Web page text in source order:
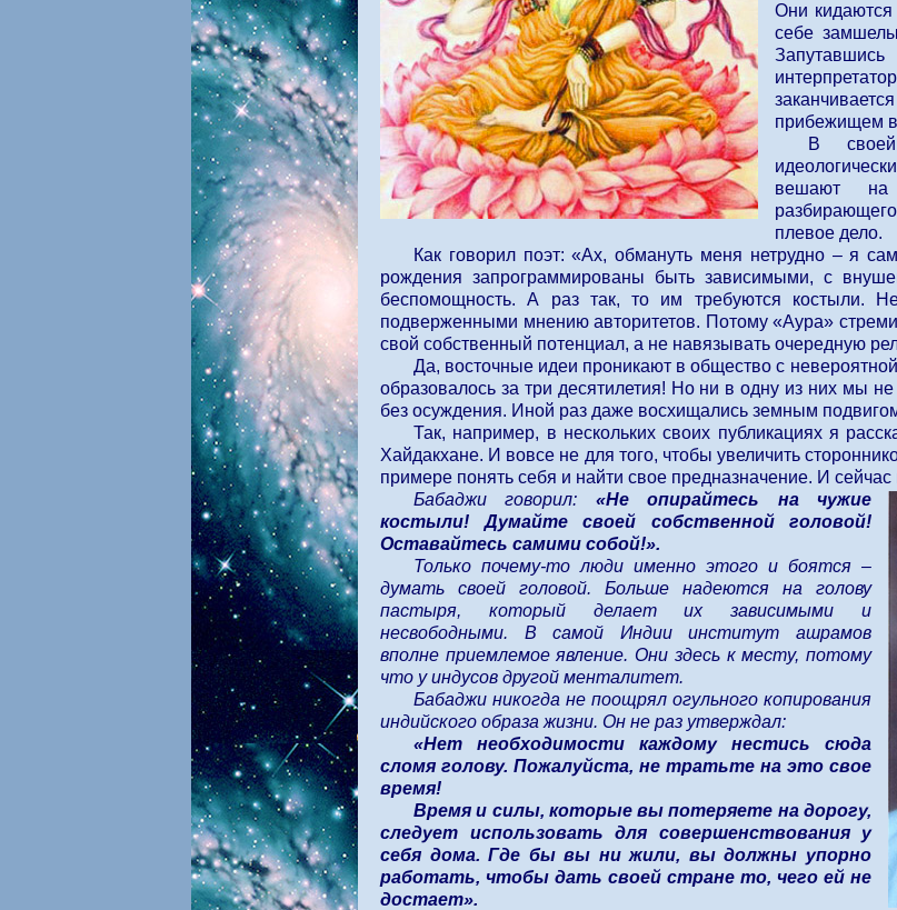
Они
себе
прибежищем в
В
вешают
плевое дело.
Как говорил поэт: «Ах, обмануть меня нетрудно – я
рождения запрограммированы быть зависимыми, с
беспомощность. А раз так, то им требуются костыли.
подверженными мнению авторитетов. Потому «Аура»
свой собственный потенциал, а не навязывать очередную
Да, восточные идеи проникают в общество с
образовалось за три десятилетия! Но ни в одну из них мы
без осуждения. Иной раз даже восхищались земным
Так, например, в нескольких своих публикациях я
Хайдакхане. И вовсе не для того, чтобы увеличить
примере понять себя и найти свое предназначение. И
Бабаджи говорил: «Не опирайтесь на чужие
костыли! Думайте своей собственной головой!
Оставайтесь самими собой!».
Только почему-то люди именно этого и боятся –
думать своей головой. Больше надеются на голову
пастыря, который делает их зависимыми и
несвободными. В самой Индии институт ашрамов
вполне приемлемое явление. Они здесь к месту, потому
что у индусов другой менталитет.
Бабаджи никогда не поощрял огульного копирования
индийского образа жизни. Он не раз утверждал:
«Нет необходимости каждому нестись сюда
сломя голову. Пожалуйста, не тратьте на это свое
время!
Время и силы, которые вы потеряете на дорогу,
следует использовать для совершенствования у
себя дома. Где бы вы ни жили, вы должны упорно
работать, чтобы дать своей стране то, чего ей не
достает».